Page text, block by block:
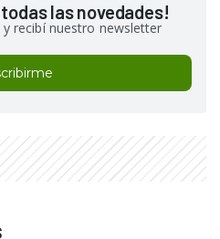
las novedades!
recibí nuestro newsletter